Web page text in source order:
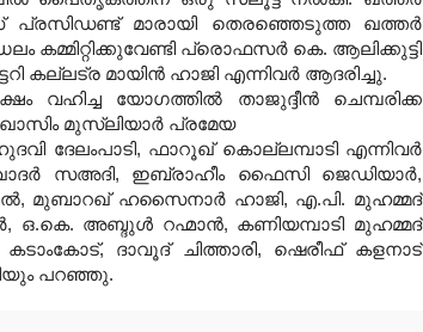
മാരായി തെരഞ്ഞെടുത്ത ഖത്തര്‍
കമ്മിറ്റിക്കുവേണ്ടി പ്രൊഫസര്‍ കെ. ആലിക്കുട്ടി
മായിന്‍ ഹാജി എന്നിവര്‍ ആദരിച്ചു.
വഹിച്ച യോഗത്തില്‍ താജുദ്ദീന്‍ ചെമ്പരിക്ക
മുസ്‌ലിയാര്‍ പ്രമേയ
ദേലംപാടി, ഫാറൂഖ് കൊല്ലമ്പാടി എന്നിവര്‍
സഅദി, ഇബ്രാഹീം ഫൈസി ജെഡിയാര്‍,
മുബാറഖ് ഹസൈനാര്‍ ഹാജി, എ.പി. മുഹമ്മദ്
അബ്ദുള്‍ റഹ്മാന്‍, കണിയമ്പാടി മുഹമ്മദ്
ദാവൂദ് ചിത്താരി, ഷെരീഫ് കളനാട്
പറഞ്ഞു.